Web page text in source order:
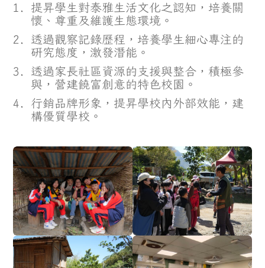
提昇學生對泰雅生活文化之認知，培養關
懷、尊重及維護生態環境。
透過觀察記錄歷程，培養學生細心專注的
研究態度，激發潛能。
透過家長社區資源的支援與整合，積極參
與，營建饒富創意的特色校園。
行銷品牌形象，提昇學校內外部效能，建
構優質學校。